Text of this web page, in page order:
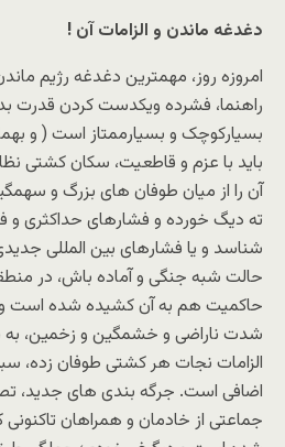
دغدغه ماندن و الزامات آن !
امروزه روز، مهمترین دغدغه رژیم
راهنما، فشرده ویکدست کردن قدرت
بسیارکوچک و بسیارممتاز است ( و
باید با عزم و قاطعیت، سکان کشتی
آن را از میان طوفان های بزرگ و
ته دیگ خورده و فشارهای حداکثری و
شناسد و یا فشارهای بین المللی
حالت شبه جنگی و آماده باش، در
حاکمیت هم به آن کشیده شده است و
شدت ناراضی و خشمگین و زخمین، به
الزامات نجات هر کشتی طوفان زده،
اضافی است. جرگه بندی های جدید،‌
جماعتی از خادمان و همراهان